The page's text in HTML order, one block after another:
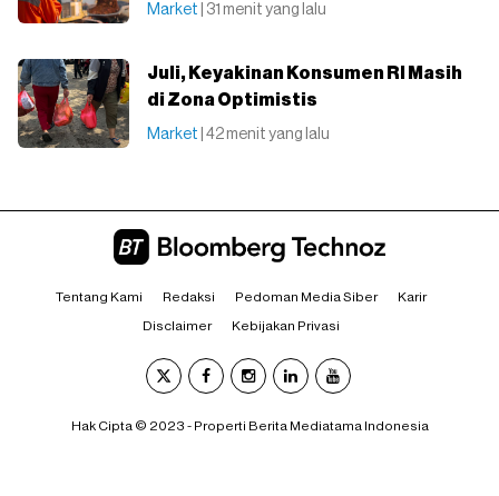
Market | 31 menit yang lalu
Juli, Keyakinan Konsumen RI Masih
di Zona Optimistis
Market | 42 menit yang lalu
Tentang Kami Redaksi Pedoman Media Siber Karir
Disclaimer Kebijakan Privasi
Hak Cipta © 2023 - Properti Berita Mediatama Indonesia